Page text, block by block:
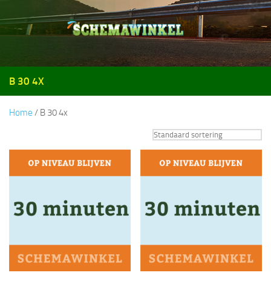
Doorgaan naar inhoud
B 30 4X
Home / B 30 4x